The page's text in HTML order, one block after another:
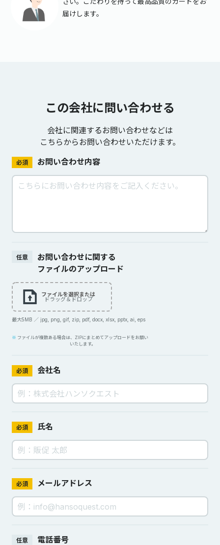
届けします。
この会社に問い合わせる
会社に関連するお問い合わせなどは
こちらからお問い合わせいただけます。
必須 お問い合わせ内容
任意
お問い合わせに関する
ファイルのアップロード
ファイルを選択または
ドラッグ＆ドロップ
最大5MB ／ jpg, png, gif, zip, pdf, docx, xlsx, pptx, ai, eps
ファイルが複数ある場合は、ZIPにまとめてアップロードをお願い
いたします。
必須 会社名
必須 氏名
必須 メールアドレス
任意 電話番号